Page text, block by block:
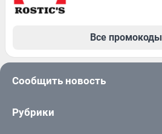
Все промокоды
Сообщить новость
Рубрики